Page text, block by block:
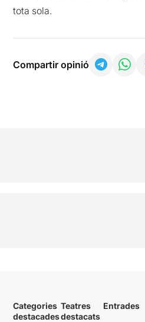
tota sola.
Compartir opinió
Categories
destacades
Teatres
destacats
Entrades